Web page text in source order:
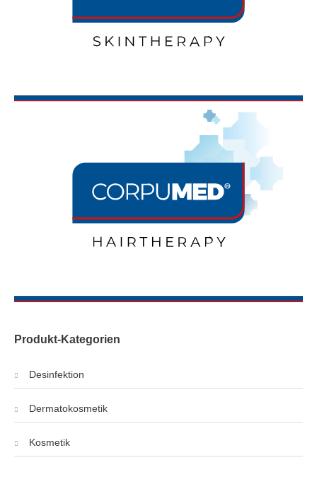
Produkt-Kategorien
Desinfektion
Dermatokosmetik
Kosmetik